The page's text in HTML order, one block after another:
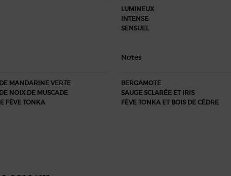
MANDARINE VERTE
NOIX DE MUSCADE
FÈVE TONKA
LUMINEUX
INTENSE
SENSUEL
Notes
BERGAMOTE
SAUGE SCLARÉE ET IRIS
FÈVE TONKA ET BOIS DE CÈDRE